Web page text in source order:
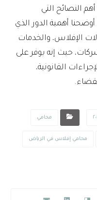
النصائح التي
أهمية الدور الذي
الإفلاس، والخدمات
حيث إنه يوفر على
القانونية،
محامي
محامي إفلاس في الرياض